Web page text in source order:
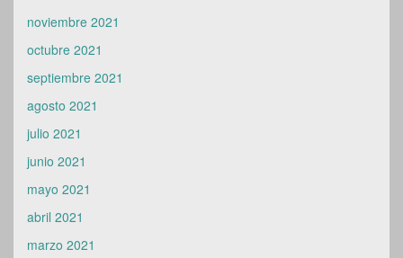
noviembre 2021
octubre 2021
septiembre 2021
agosto 2021
julio 2021
junio 2021
mayo 2021
abril 2021
marzo 2021